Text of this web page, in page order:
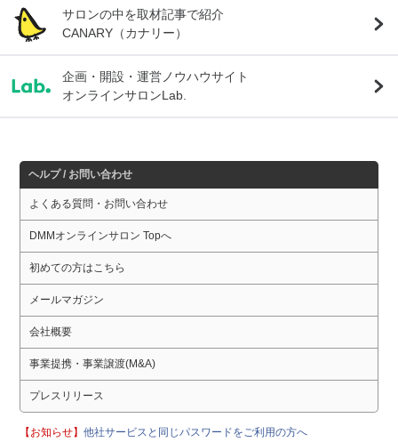
サロンの中を取材記事で紹介
CANARY（カナリー）
企画・開設・運営ノウハウサイト
オンラインサロンLab.
ヘルプ / お問い合わせ
よくある質問・お問い合わせ
DMMオンラインサロン Topへ
初めての方はこちら
メールマガジン
会社概要
事業提携・事業譲渡(M&A)
プレスリリース
【お知らせ】他社サービスと同じパスワードをご利用の方へ